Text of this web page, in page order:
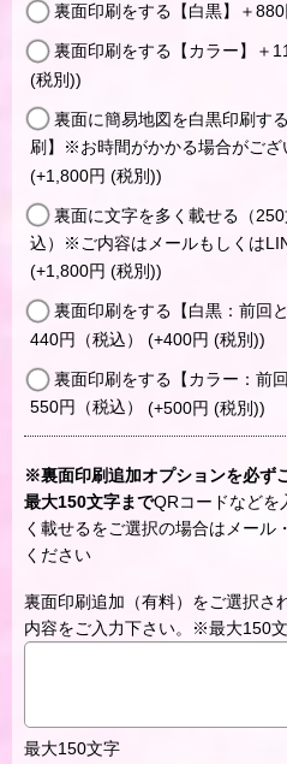
裏面印刷をする【白黒】＋880
裏面印刷をする【カラー】＋
(税別))
裏面に簡易地図を白黒印刷す
刷】※お時間がかかる場合がござ
(+1,800円 (税別))
裏面に文字を多く載せる（
込）※ご内容はメールもしくは
(+1,800円 (税別))
裏面印刷をする【白黒：前回
440円（税込） (+400円 (税別))
裏面印刷をする【カラー：前
550円（税込） (+500円 (税別))
※裏面印刷追加オプションを必ず
最大150文字までQRコードなどを
く載せるをご選択の場合はメール
ください
裏面印刷追加（有料）をご選択さ
内容をご入力下さい。※最大150
最大150文字